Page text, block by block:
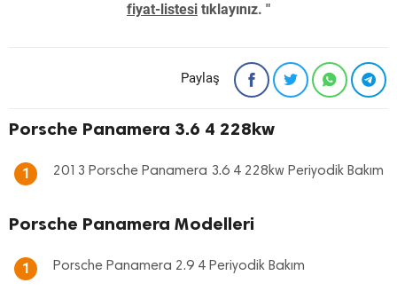
fiyat-listesi tıklayınız. "
Paylaş
Porsche Panamera 3.6 4 228kw
1 2013 Porsche Panamera 3.6 4 228kw Periyodik Bakım
Porsche Panamera Modelleri
1 Porsche Panamera 2.9 4 Periyodik Bakım